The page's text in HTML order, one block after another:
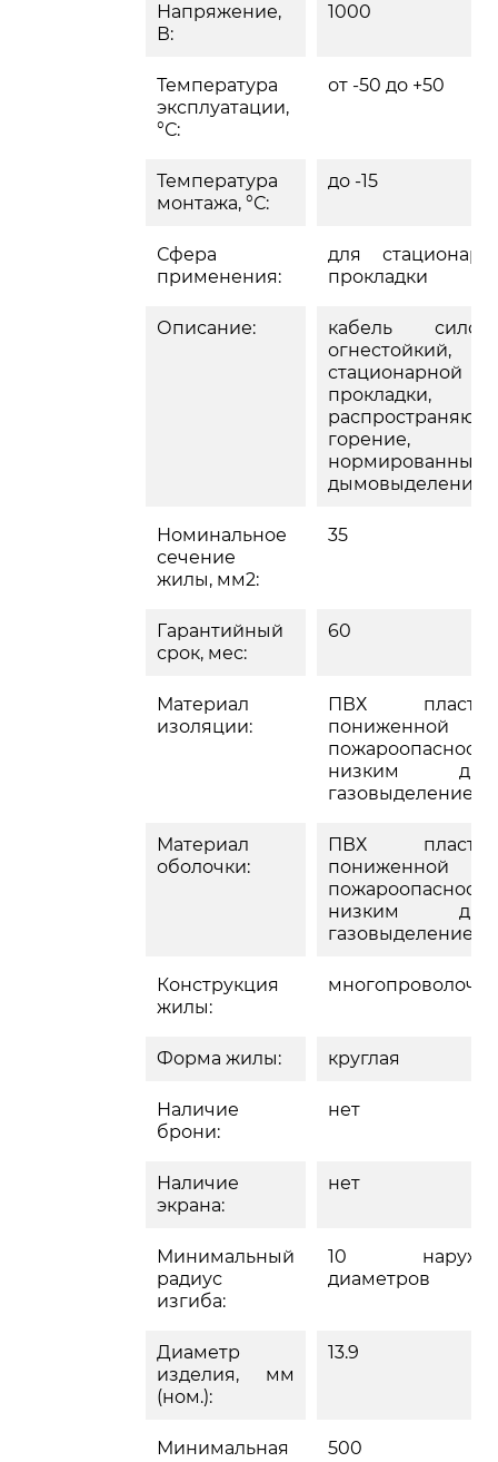
Напряжение,
В:
1000
Температура
эксплуатации,
°С:
от -50 до +50
Температура
монтажа, °С:
до -15
Сфера
применения:
для
прокладки
Описание:
кабель
огнестойкий,
стационарной
прокладки,
горение,
нормированным
Номинальное
сечение
жилы, мм2:
35
Гарантийный
срок, мес:
60
Материал
изоляции:
ПВХ
пониженной
низким
газовыделением
Материал
оболочки:
ПВХ
пониженной
низким
газовыделением
Конструкция
жилы:
Форма жилы: круглая
Наличие
брони:
нет
Наличие
экрана:
нет
Минимальный
радиус
изгиба:
10
диаметров
Диаметр
изделия, мм
(ном.):
13.9
Минимальная
500